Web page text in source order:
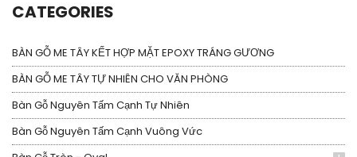
CATEGORIES
BÀN GỖ ME TÂY KẾT HỢP MẶT EPOXY TRÁNG GƯƠNG
BÀN GỖ ME TÂY TỰ NHIÊN CHO VĂN PHÒNG
Bàn Gỗ Nguyên Tấm Cạnh Tự Nhiên
Bàn Gỗ Nguyên Tấm Cạnh Vuông Vức